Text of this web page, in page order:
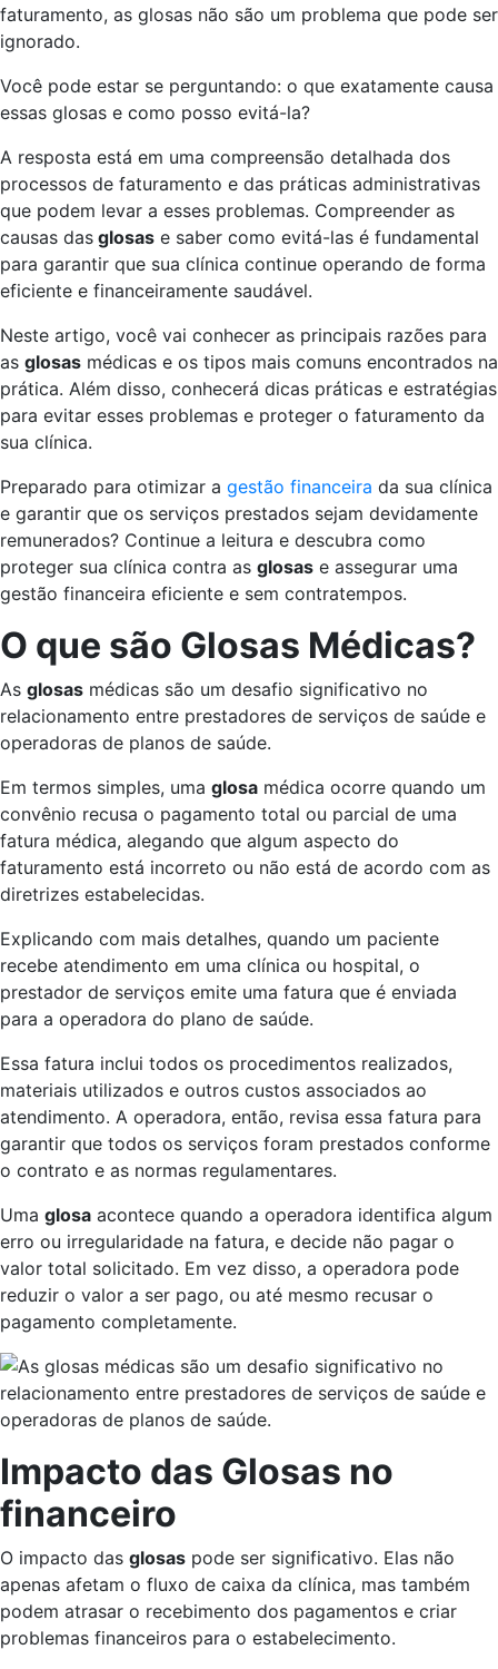
faturamento, as glosas não são um problema que pode ser
ignorado.
Você pode estar se perguntando: o que exatamente causa
essas glosas e como posso evitá-la?
A resposta está em uma compreensão detalhada dos
processos de faturamento e das práticas administrativas
que podem levar a esses problemas. Compreender as
causas das glosas e saber como evitá-las é fundamental
para garantir que sua clínica continue operando de forma
eficiente e financeiramente saudável.
Neste artigo, você vai conhecer as principais razões para
as glosas médicas e os tipos mais comuns encontrados na
prática. Além disso, conhecerá dicas práticas e estratégias
para evitar esses problemas e proteger o faturamento da
sua clínica.
Preparado para otimizar a gestão financeira da sua clínica
e garantir que os serviços prestados sejam devidamente
remunerados? Continue a leitura e descubra como
proteger sua clínica contra as glosas e assegurar uma
gestão financeira eficiente e sem contratempos.
O que são Glosas Médicas?
As glosas médicas são um desafio significativo no
relacionamento entre prestadores de serviços de saúde e
operadoras de planos de saúde.
Em termos simples, uma glosa médica ocorre quando um
convênio recusa o pagamento total ou parcial de uma
fatura médica, alegando que algum aspecto do
faturamento está incorreto ou não está de acordo com as
diretrizes estabelecidas.
Explicando com mais detalhes, quando um paciente
recebe atendimento em uma clínica ou hospital, o
prestador de serviços emite uma fatura que é enviada
para a operadora do plano de saúde.
Essa fatura inclui todos os procedimentos realizados,
materiais utilizados e outros custos associados ao
atendimento. A operadora, então, revisa essa fatura para
garantir que todos os serviços foram prestados conforme
o contrato e as normas regulamentares.
Uma glosa acontece quando a operadora identifica algum
erro ou irregularidade na fatura, e decide não pagar o
valor total solicitado. Em vez disso, a operadora pode
reduzir o valor a ser pago, ou até mesmo recusar o
pagamento completamente.
Impacto das Glosas no
financeiro
O impacto das glosas pode ser significativo. Elas não
apenas afetam o fluxo de caixa da clínica, mas também
podem atrasar o recebimento dos pagamentos e criar
problemas financeiros para o estabelecimento.